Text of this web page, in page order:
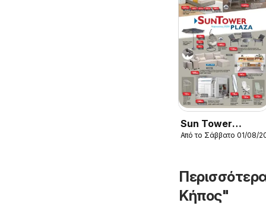
Sun Tower
φυλλαδιο
Από το Σάββατο 01/08/
Κήπος"